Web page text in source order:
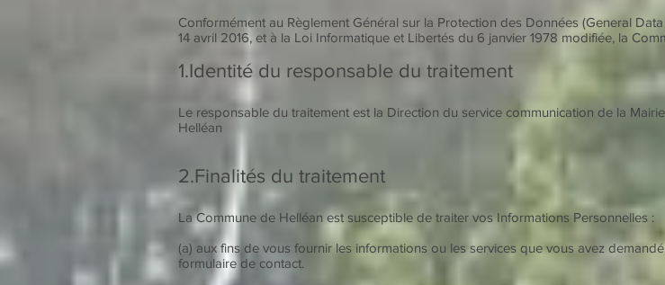
Conformément au Règlement Général sur la Protection des Données (General
14 avril 2016, et à la Loi Informatique et Libertés du 6 janvier 1978 modifiée, la
1.Identité du responsable du traitement
Le responsable du traitement est la Direction du service communication de la
Helléan
2.Finalités du traitement
La Commune de Helléan est susceptible de traiter vos Informations Personnelles :
(a) aux fins de vous fournir les informations ou les services que vous avez
formulaire de contact.